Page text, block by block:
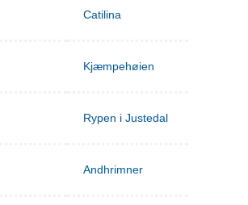
Catilina
Kjæmpehøien
Rypen i Justedal
Andhrimner